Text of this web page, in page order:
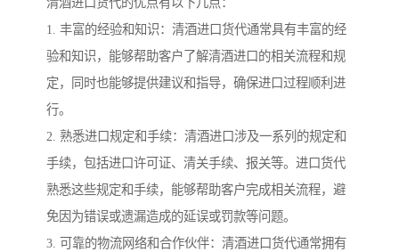
清酒进口货代的优点有以下几点：
1. 丰富的经验和知识：清酒进口货代通常具有丰富的经
验和知识，能够帮助客户了解清酒进口的相关流程和规
定，同时也能够提供建议和指导，确保进口过程顺利进
行。
2. 熟悉进口规定和手续：清酒进口涉及一系列的规定和
手续，包括进口许可证、清关手续、报关等。进口货代
熟悉这些规定和手续，能够帮助客户完成相关流程，避
免因为错误或遗漏造成的延误或罚款等问题。
3. 可靠的物流网络和合作伙伴：清酒进口货代通常拥有